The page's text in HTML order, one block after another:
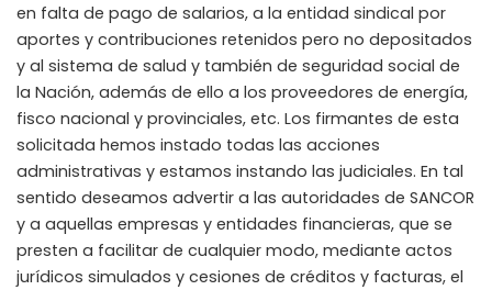
en falta de pago de salarios, a la entidad sindical por
aportes y contribuciones retenidos pero no depositados
y al sistema de salud y también de seguridad social de
la Nación, además de ello a los proveedores de energía,
fisco nacional y provinciales, etc. Los firmantes de esta
solicitada hemos instado todas las acciones
administrativas y estamos instando las judiciales. En tal
sentido deseamos advertir a las autoridades de SANCOR
y a aquellas empresas y entidades financieras, que se
presten a facilitar de cualquier modo, mediante actos
jurídicos simulados y cesiones de créditos y facturas, el